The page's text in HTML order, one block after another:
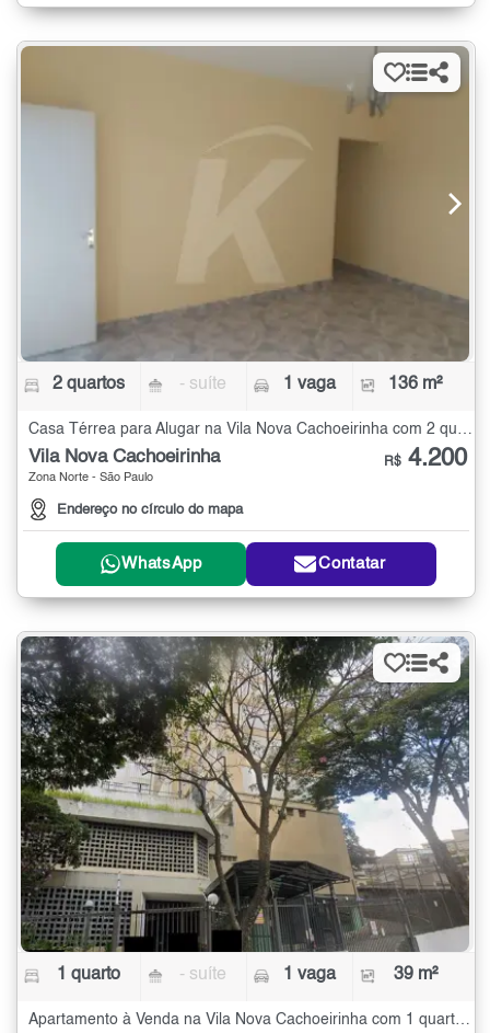
2 quartos - suíte 1 vaga 136 m²
Vila Nova Cachoeirinha
Zona Norte - São Paulo
Endereço no círculo do mapa
R$ 4.200
WhatsApp Contatar
1 quarto - suíte 1 vaga 39 m²